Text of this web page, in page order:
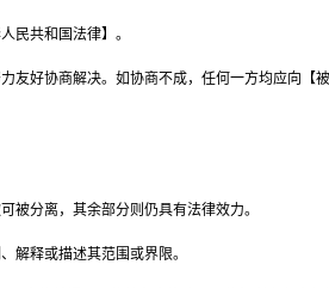
民共和国法律】。
好协商解决。如协商不成，任何一方均应向【
被分离，其余部分则仍具有法律效力。
解释或描述其范围或界限。